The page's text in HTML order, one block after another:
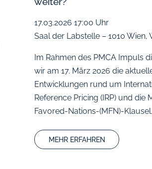
17.03.2026 17:00 Uhr
Saal der Labstelle – 1010 Wien,
Im Rahmen des PMCA Impuls
wir am 17. März 2026 die
Entwicklungen rund um
Reference Pricing (IRP) und die
Favored-Nations-(MFN)-
MEHR ERFAHREN